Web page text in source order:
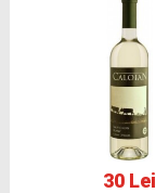
30 Lei